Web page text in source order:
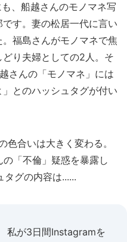
、船越さんのモノマネ写
す。妻の松居一代に言い
福島さんがモノマネで焦
り夫婦としての2人。そ
さんの「モノマネ」には
」とのハッシュタグが付い
合いは大きく変わる。
「不倫」疑惑を暴露し
グの内容は......
私が3日間Instagramを